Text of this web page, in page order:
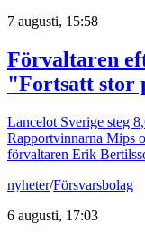
7 augusti, 15:58
Förvaltaren
"Fortsatt stor
Lancelot Sverige steg
Rapportvinnarna Mips
förvaltaren Erik
nyheter/Försvarsbolag
6 augusti, 17:03